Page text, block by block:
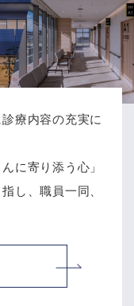
療内容の充実に
に寄り添う心」
し、職員一同、